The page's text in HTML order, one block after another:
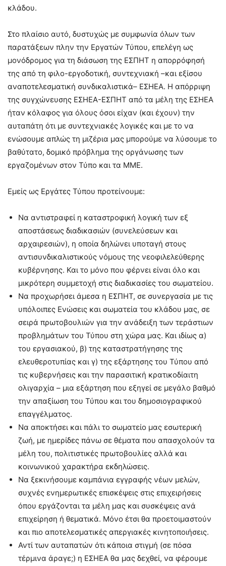
κλάδου.
Στο πλαίσιο αυτό, δυστυχώς με συμφωνία όλων των
παρατάξεων πλην την Εργατών Τύπου, επελέγη ως
μονόδρομος για τη διάσωση της ΕΣΠΗΤ η απορρόφησή
της από τη φιλο-εργοδοτική, συντεχνιακή –και εξίσου
αναποτελεσματική συνδικαλιστικά– ΕΣΗΕΑ. Η απόρριψη
της συγχώνευσης ΕΣΗΕΑ-ΕΣΠΗΤ από τα μέλη της ΕΣΗΕΑ
ήταν κόλαφος για όλους όσοι είχαν (και έχουν) την
αυταπάτη ότι με συντεχνιακές λογικές και με το να
ενώσουμε απλώς τη μιζέρια μας μπορούμε να λύσουμε το
βαθύτατο, δομικό πρόβλημα της οργάνωσης των
εργαζομένων στον Τύπο και τα ΜΜΕ.
Εμείς ως Εργάτες Τύπου προτείνουμε:
Να αντιστραφεί η καταστροφική λογική των εξ
αποστάσεως διαδικασιών (συνελεύσεων και
αρχαιρεσιών), η οποία δηλώνει υποταγή στους
αντισυνδικαλιστικούς νόμους της νεοφιλελεύθερης
κυβέρνησης. Και το μόνο που φέρνει είναι όλο και
μικρότερη συμμετοχή στις διαδικασίες του σωματείου.
Να προχωρήσει άμεσα η ΕΣΠΗΤ, σε συνεργασία με τις
υπόλοιπες Ενώσεις και σωματεία του κλάδου μας, σε
σειρά πρωτοβουλιών για την ανάδειξη των τεράστιων
προβλημάτων του Τύπου στη χώρα μας. Και ιδίως α)
του εργασιακού, β) της καταστρατήγησης της
ελευθεροτυπίας και γ) της εξάρτησης του Τύπου από
τις κυβερνήσεις και την παρασιτική κρατικοδίαιτη
ολιγαρχία – μια εξάρτηση που εξηγεί σε μεγάλο βαθμό
την απαξίωση του Τύπου και του δημοσιογραφικού
επαγγέλματος.
Να αποκτήσει και πάλι το σωματείο μας εσωτερική
ζωή, με ημερίδες πάνω σε θέματα που απασχολούν τα
μέλη του, πολιτιστικές πρωτοβουλίες αλλά και
κοινωνικού χαρακτήρα εκδηλώσεις.
Να ξεκινήσουμε καμπάνια εγγραφής νέων μελών,
συχνές ενημερωτικές επισκέψεις στις επιχειρήσεις
όπου εργάζονται τα μέλη μας και συσκέψεις ανά
επιχείρηση ή θεματικά. Μόνο έτσι θα προετοιμαστούν
και πιο αποτελεσματικές απεργιακές κινητοποιήσεις.
Αντί των αυταπατών ότι κάποια στιγμή (σε πόσα
τέρμινα άραγε;) η ΕΣΗΕΑ θα μας δεχθεί, να φέρουμε